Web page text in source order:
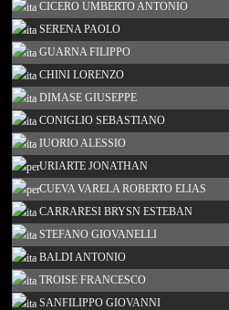
CICERO UMBERTO ANTONIO
SERENA PAOLO
GUARNA FILIPPO
CHINI LORENZO
DIMASE GIUSEPPE
CONIGLIO SEBASTIANO
IUORIO ALESSIO
URIARTE JONATHAN
CUEVA VARELA ROBERTO ELIAS
CARRARESI BRYSN ESTEBAN
STEFANO GIOVANELLI
BALDI ANTONIO
TROISE FRANCESCO
SANFILIPPO GIOVANNI